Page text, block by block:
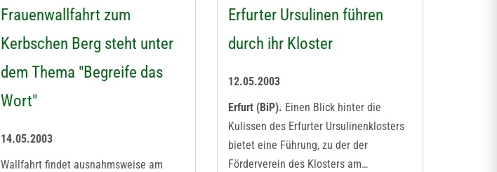
Frauenwallfahrt zum
Kerbschen Berg steht unter
dem Thema "Begreife das
Wort"
14.05.2003
Wallfahrt findet ausnahmsweise am
Erfurter Ursulinen führen
durch ihr Kloster
12.05.2003
Erfurt (BiP). Einen Blick hinter die
Kulissen des Erfurter Ursulinenklosters
bietet eine Führung, zu der der
Förderverein des Klosters am…